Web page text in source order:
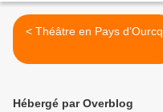
< Théâtre en Pays d’Ourcq
Hébergé par Overblog